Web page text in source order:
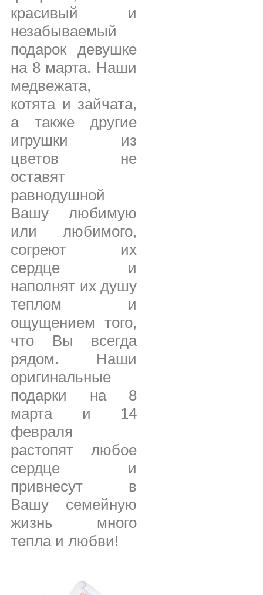
красивый и
незабываемый
подарок девушке
на 8 марта. Наши
медвежата,
котята и зайчата,
а также другие
игрушки из
цветов не
оставят
равнодушной
Вашу любимую
или любимого,
согреют их
сердце и
наполнят их душу
теплом и
ощущением того,
что Вы всегда
рядом. Наши
оригинальные
подарки на 8
марта и 14
февраля
растопят любое
сердце и
привнесут в
Вашу семейную
жизнь много
тепла и любви!